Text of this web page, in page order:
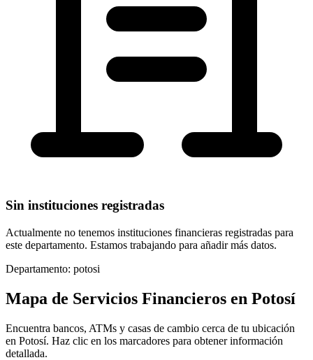
Sin instituciones registradas
Actualmente no tenemos instituciones financieras registradas para
este departamento. Estamos trabajando para añadir más datos.
Departamento: potosi
Mapa de Servicios Financieros en Potosí
Encuentra bancos, ATMs y casas de cambio cerca de tu ubicación
en Potosí. Haz clic en los marcadores para obtener información
detallada.